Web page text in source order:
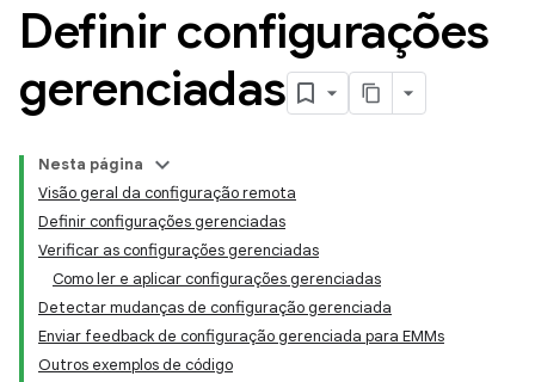
Definir configurações
gerenciadas
Nesta página
Visão geral da configuração remota
Definir configurações gerenciadas
Verificar as configurações gerenciadas
Como ler e aplicar configurações gerenciadas
Detectar mudanças de configuração gerenciada
Enviar feedback de configuração gerenciada para EMMs
Outros exemplos de código